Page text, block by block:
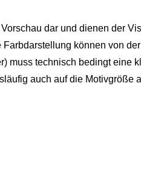
dar und dienen der
können von
muss technisch bedingt eine
auch auf die Motivgröße